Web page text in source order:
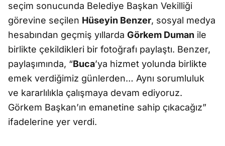
seçim sonucunda Belediye Başkan Vekilliği
görevine seçilen Hüseyin Benzer, sosyal medya
hesabından geçmiş yıllarda Görkem Duman ile
birlikte çekildikleri bir fotoğrafı paylaştı. Benzer,
paylaşımında, “Buca’ya hizmet yolunda birlikte
emek verdiğimiz günlerden… Aynı sorumluluk
ve kararlılıkla çalışmaya devam ediyoruz.
Görkem Başkan’ın emanetine sahip çıkacağız”
ifadelerine yer verdi.